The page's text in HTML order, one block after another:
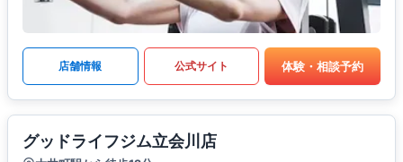
店舗情報 公式サイト 体験・相談予約
グッドライフジム立会川店